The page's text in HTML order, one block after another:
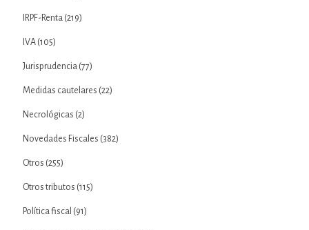
IRPF-Renta (219)
IVA (105)
Jurisprudencia (77)
Medidas cautelares (22)
Necrológicas (2)
Novedades Fiscales (382)
Otros (255)
Otros tributos (115)
Política fiscal (91)